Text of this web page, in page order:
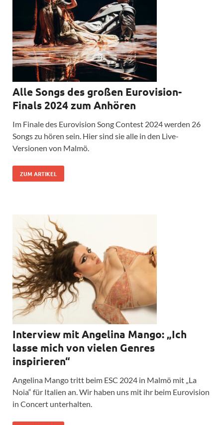
Alle Songs des großen Eurovision-
Finals 2024 zum Anhören
Im Finale des Eurovision Song Contest 2024 werden 26
Songs zu hören sein. Hier sind sie alle in den Live-
Versionen von Malmö.
ZUM ARTIKEL
Interview mit Angelina Mango: „Ich
lasse mich von vielen Genres
inspirieren“
Angelina Mango tritt beim ESC 2024 in Malmö mit „La
Noia“ für Italien an. Wir haben uns mit ihr beim Eurovision
in Concert unterhalten.